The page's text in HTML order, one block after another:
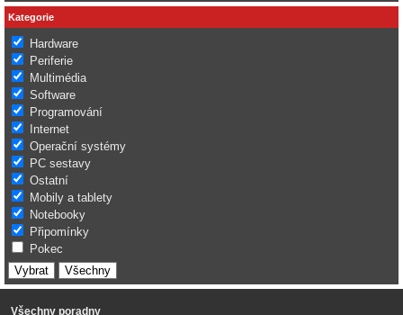
Kategorie
Hardware
Periferie
Multimédia
Software
Programování
Internet
Operační systémy
PC sestavy
Ostatní
Mobily a tablety
Notebooky
Připomínky
Pokec
Všechny poradny